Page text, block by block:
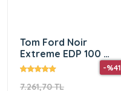
Tom Ford Noir
Extreme EDP 100 ml
Erkek Parfüm
7.261,70 TL
-%41